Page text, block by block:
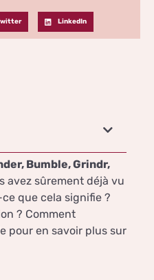
LinkedIn
Bumble, Grindr,
avez sûrement déjà vu
que cela signifie ?
? Comment
pour en savoir plus sur